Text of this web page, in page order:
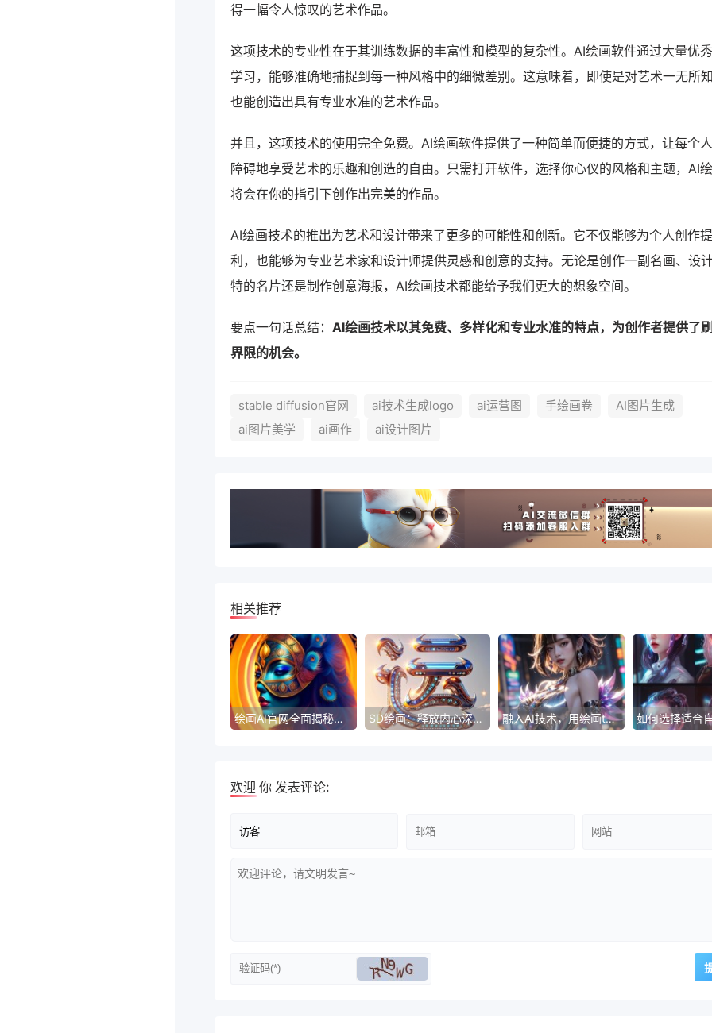
得一幅令人惊叹的艺术作品。
这项技术的专业性在于其训练数据的丰富性和模型的复杂性。AI绘画软件通过大量优
学习，能够准确地捕捉到每一种风格中的细微差别。这意味着，即使是对艺术一无所
也能创造出具有专业水准的艺术作品。
并且，这项技术的使用完全免费。AI绘画软件提供了一种简单而便捷的方式，让每个
障碍地享受艺术的乐趣和创造的自由。只需打开软件，选择你心仪的风格和主题，AI
将会在你的指引下创作出完美的作品。
AI绘画技术的推出为艺术和设计带来了更多的可能性和创新。它不仅能够为个人创作
利，也能够为专业艺术家和设计师提供灵感和创意的支持。无论是创作一副名画、设
特的名片还是制作创意海报，AI绘画技术都能给予我们更大的想象空间。
要点一句话总结： AI绘画技术以其免费、多样化和专业水准的特点，为创作者提供了
界限的机会。
stable diffusion官网 ai技术生成logo ai运营图 手绘画卷
AI图片生成
ai图片美学
ai画作 ai设计图片
相关推荐
绘画AI官网全面揭秘：如何利用AI技术提升创作能力？ SD绘画：释放内心深处的奇妙想象 融入AI技术，用绘画tag展现个性创作的魅力
欢迎 你 发表评论: